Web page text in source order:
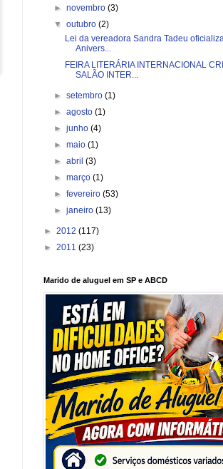
►novembro(3)
▼outubro(2)
Lei da vereadora Sandra Tadeu
Anivers...
FEIRA LITERÁRIA INTERNACIONAL
SALÃO INTER...
►setembro(1)
►agosto(1)
►junho(4)
►maio(1)
►abril(3)
►março(1)
►fevereiro(53)
►janeiro(13)
► 2012 (117)
► 2011 (23)
Marido de aluguel em SP e ABCD